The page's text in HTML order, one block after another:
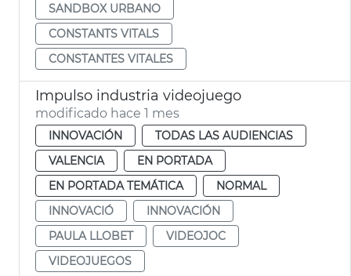
SANDBOX URBANO
CONSTANTS VITALS
CONSTANTES VITALES
Impulso industria videojuego
modificado hace 1 mes
INNOVACIÓN
TODAS LAS AUDIENCIAS
VALENCIA
EN PORTADA
EN PORTADA TEMÁTICA
NORMAL
INNOVACIÓ
INNOVACIÓN
PAULA LLOBET
VIDEOJOC
VIDEOJUEGOS